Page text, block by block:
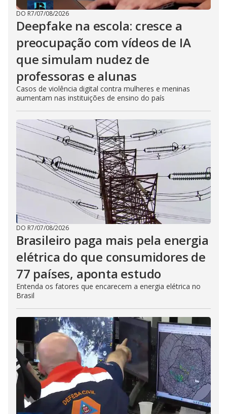
DO R7/07/08/2026
Deepfake na escola: cresce a
preocupação com vídeos de IA
que simulam nudez de
professoras e alunas
Casos de violência digital contra mulheres e meninas
aumentam nas instituições de ensino do país
DO R7/07/08/2026
Brasileiro paga mais pela energia
elétrica do que consumidores de
77 países, aponta estudo
Entenda os fatores que encarecem a energia elétrica no
Brasil